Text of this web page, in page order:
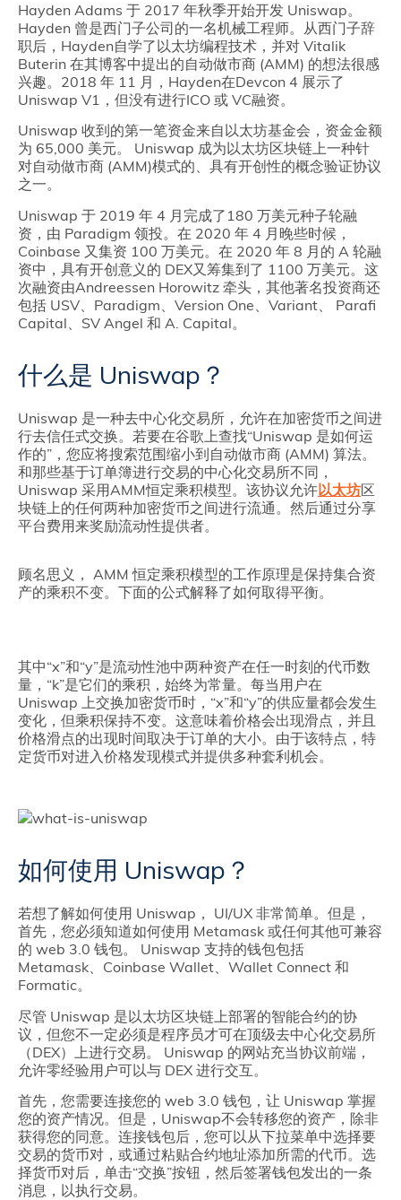
Hayden Adams 于 2017 年秋季开始开发 Uniswap。
Hayden 曾是西门子公司的一名机械工程师。从西门子辞
职后，Hayden自学了以太坊编程技术，并对 Vitalik
Buterin 在其博客中提出的自动做市商 (AMM) 的想法很感
兴趣。2018 年 11 月，Hayden在Devcon 4 展示了
Uniswap V1，但没有进行ICO 或 VC融资。
Uniswap 收到的第一笔资金来自以太坊基金会，资金金额
为 65,000 美元。 Uniswap 成为以太坊区块链上一种针
对自动做市商 (AMM)模式的、具有开创性的概念验证协议
之一。
Uniswap 于 2019 年 4 月完成了180 万美元种子轮融
资，由 Paradigm 领投。在 2020 年 4 月晚些时候，
Coinbase 又集资 100 万美元。在 2020 年 8 月的 A 轮融
资中，具有开创意义的 DEX又筹集到了 1100 万美元。这
次融资由Andreessen Horowitz 牵头，其他著名投资商还
包括 USV、Paradigm、Version One、Variant、 Parafi
Capital、SV Angel 和 A. Capital。
什么是 Uniswap？
Uniswap 是一种去中心化交易所，允许在加密货币之间进
行去信任式交换。若要在谷歌上查找“Uniswap 是如何运
作的”，您应将搜索范围缩小到自动做市商 (AMM) 算法。
和那些基于订单簿进行交易的中心化交易所不同，
Uniswap 采用AMM恒定乘积模型。该协议允许以太坊区
块链上的任何两种加密货币之间进行流通。然后通过分享
平台费用来奖励流动性提供者。
顾名思义， AMM 恒定乘积模型的工作原理是保持集合资
产的乘积不变。下面的公式解释了如何取得平衡。
其中“x”和“y”是流动性池中两种资产在任一时刻的代币数
量，“k”是它们的乘积，始终为常量。每当用户在
Uniswap 上交换加密货币时，“x”和“y”的供应量都会发生
变化，但乘积保持不变。这意味着价格会出现滑点，并且
价格滑点的出现时间取决于订单的大小。由于该特点，特
定货币对进入价格发现模式并提供多种套利机会。
如何使用 Uniswap？
若想了解如何使用 Uniswap， UI/UX 非常简单。但是，
首先，您必须知道如何使用 Metamask 或任何其他可兼容
的 web 3.0 钱包。 Uniswap 支持的钱包包括
Metamask、Coinbase Wallet、Wallet Connect 和
Formatic。
尽管 Uniswap 是以太坊区块链上部署的智能合约的协
议，但您不一定必须是程序员才可在顶级去中心化交易所
（DEX）上进行交易。 Uniswap 的网站充当协议前端，
允许零经验用户可以与 DEX 进行交互。
首先，您需要连接您的 web 3.0 钱包，让 Uniswap 掌握
您的资产情况。但是，Uniswap不会转移您的资产，除非
获得您的同意。连接钱包后，您可以从下拉菜单中选择要
交易的货币对，或通过粘贴合约地址添加所需的代币。选
择货币对后，单击“交换”按钮，然后签署钱包发出的一条
消息，以执行交易。